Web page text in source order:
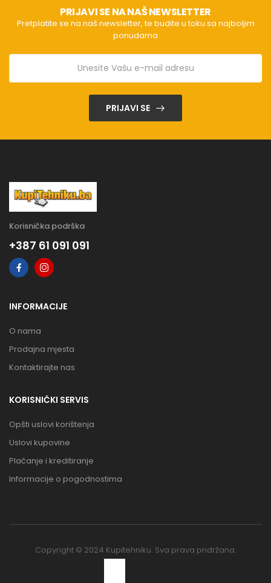
PRIJAVI SE NA NAŠ NEWSLETTER
Pretplatite se na naš newsletter, te budite u toku sa najboljim
ponudama
PRIJAVI SE
Korisnička podrška
+387 61 091 091
INFORMACIJE
O nama
Prodajna mjesta
Kontaktirajte nas
KORISNIČKI SERVIS
Opšti uslovi korištenja
Uslovi kupovine
Plaćanje i kreditiranje
Informacije o pogodnostima
Copyright © 2024 Kupitehniku. Sva prava pridržana.